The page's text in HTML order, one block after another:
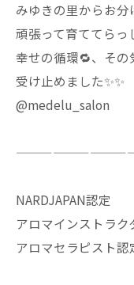
みゆきの里からお分
頑張って育ててらっ
幸せの循環🔁、その
受け止めました✨✨
@medelu_salon
NARDJAPAN認定
アロマインストラク
アロマセラピスト認